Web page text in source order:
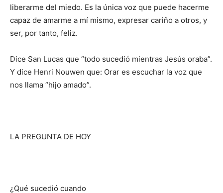
liberarme del miedo. Es la única voz que puede hacerme
capaz de amarme a mí mismo, expresar cariño a otros, y
ser, por tanto, feliz.
Dice San Lucas que “todo sucedió mientras Jesús oraba”.
Y dice Henri Nouwen que: Orar es escuchar la voz que
nos llama “hijo amado”.
LA PREGUNTA DE HOY
¿Qué sucedió cuando